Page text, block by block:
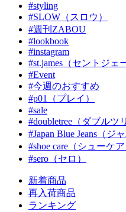
#styling
#SLOW（スロウ）
#週刊ZABOU
#lookbook
#instagram
#st.james（セントジェ
#Event
#今週のおすすめ
#p01（プレイ）
#sale
#doubletree（ダブルツ
#Japan Blue Jeans（ジ
#shoe care（シューケア
#sero（セロ）
新着商品
再入荷商品
ランキング